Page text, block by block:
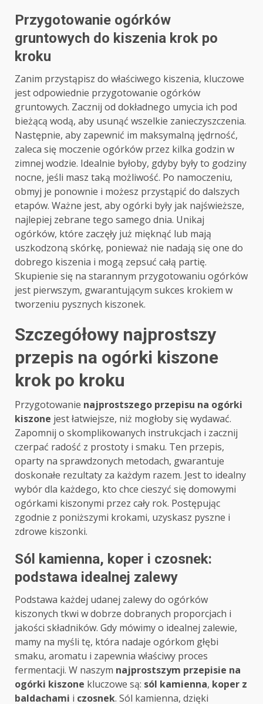
Przygotowanie ogórków
gruntowych do kiszenia krok po
kroku
Zanim przystąpisz do właściwego kiszenia, kluczowe
jest odpowiednie przygotowanie ogórków
gruntowych. Zacznij od dokładnego umycia ich pod
bieżącą wodą, aby usunąć wszelkie zanieczyszczenia.
Następnie, aby zapewnić im maksymalną jędrność,
zaleca się moczenie ogórków przez kilka godzin w
zimnej wodzie. Idealnie byłoby, gdyby były to godziny
nocne, jeśli masz taką możliwość. Po namoczeniu,
obmyj je ponownie i możesz przystąpić do dalszych
etapów. Ważne jest, aby ogórki były jak najświeższe,
najlepiej zebrane tego samego dnia. Unikaj
ogórków, które zaczęły już mięknąć lub mają
uszkodzoną skórkę, ponieważ nie nadają się one do
dobrego kiszenia i mogą zepsuć całą partię.
Skupienie się na starannym przygotowaniu ogórków
jest pierwszym, gwarantującym sukces krokiem w
tworzeniu pysznych kiszonek.
Szczegółowy najprostszy
przepis na ogórki kiszone
krok po kroku
Przygotowanie najprostszego przepisu na ogórki
kiszone jest łatwiejsze, niż mogłoby się wydawać.
Zapomnij o skomplikowanych instrukcjach i zacznij
czerpać radość z prostoty i smaku. Ten przepis,
oparty na sprawdzonych metodach, gwarantuje
doskonałe rezultaty za każdym razem. Jest to idealny
wybór dla każdego, kto chce cieszyć się domowymi
ogórkami kiszonymi przez cały rok. Postępując
zgodnie z poniższymi krokami, uzyskasz pyszne i
zdrowe kiszonki.
Sól kamienna, koper i czosnek:
podstawa idealnej zalewy
Podstawa każdej udanej zalewy do ogórków
kiszonych tkwi w dobrze dobranych proporcjach i
jakości składników. Gdy mówimy o idealnej zalewie,
mamy na myśli tę, która nadaje ogórkom głębi
smaku, aromatu i zapewnia właściwy proces
fermentacji. W naszym najprostszym przepisie na
ogórki kiszone kluczowe są: sól kamienna, koper z
baldachami i czosnek. Sól kamienna, dzięki